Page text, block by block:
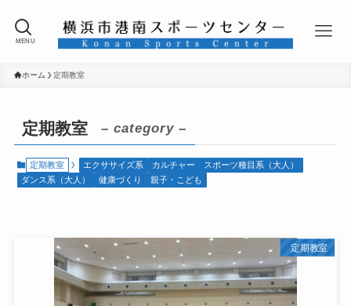
MENU
ホーム 定期教室
定期教室 – category –
定期教室 エクササイズ系 カルチャー
スポーツ種目系（大人）
ダンス系（大人）
健康づくり 親子・こども
定期教室